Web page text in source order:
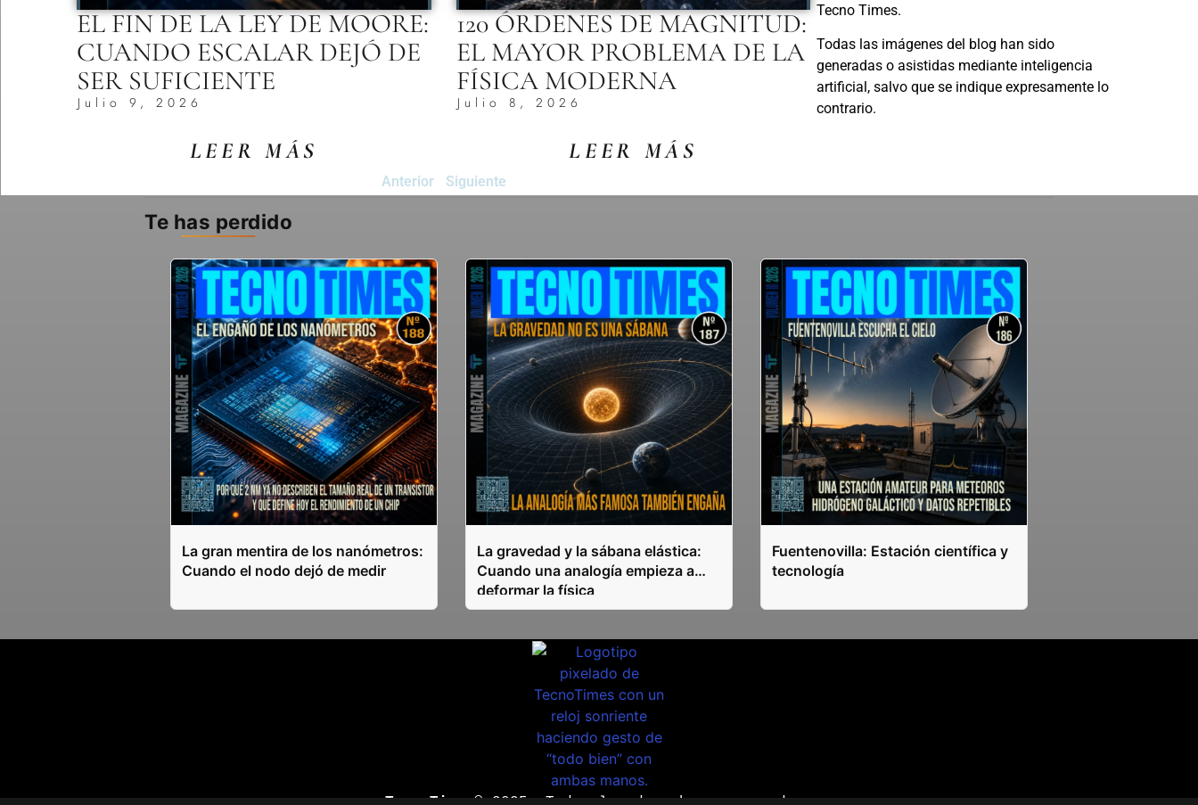
EL FIN DE LA LEY DE MOORE:
CUANDO ESCALAR DEJÓ DE
SER SUFICIENTE
Julio 9, 2026
LEER MÁS
120 ÓRDENES DE MAGNITUD:
EL MAYOR PROBLEMA DE LA
FÍSICA MODERNA
Julio 8, 2026
LEER MÁS
Anterior Siguiente
Tecno Times.
Todas las imágenes del blog han sido
generadas o asistidas mediante inteligencia
artificial, salvo que se indique expresamente lo
contrario.
Te has perdido
La gran mentira de los nanómetros:
Cuando el nodo dejó de medir
La gravedad y la sábana elástica:
Cuando una analogía empieza a
deformar la física
Fuentenovilla: Estación científica y
tecnología